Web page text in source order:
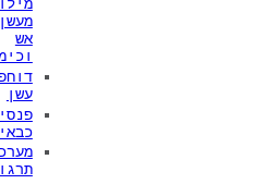
וכימיקלים
דוחפי
פנסי
מערכות